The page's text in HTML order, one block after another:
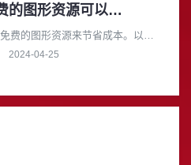
网站设计中有哪些免费的图形资源可以用于商业目的
费的图形资源来节省成本。以下
，它们都可以用于商业目的：
2024-04-25